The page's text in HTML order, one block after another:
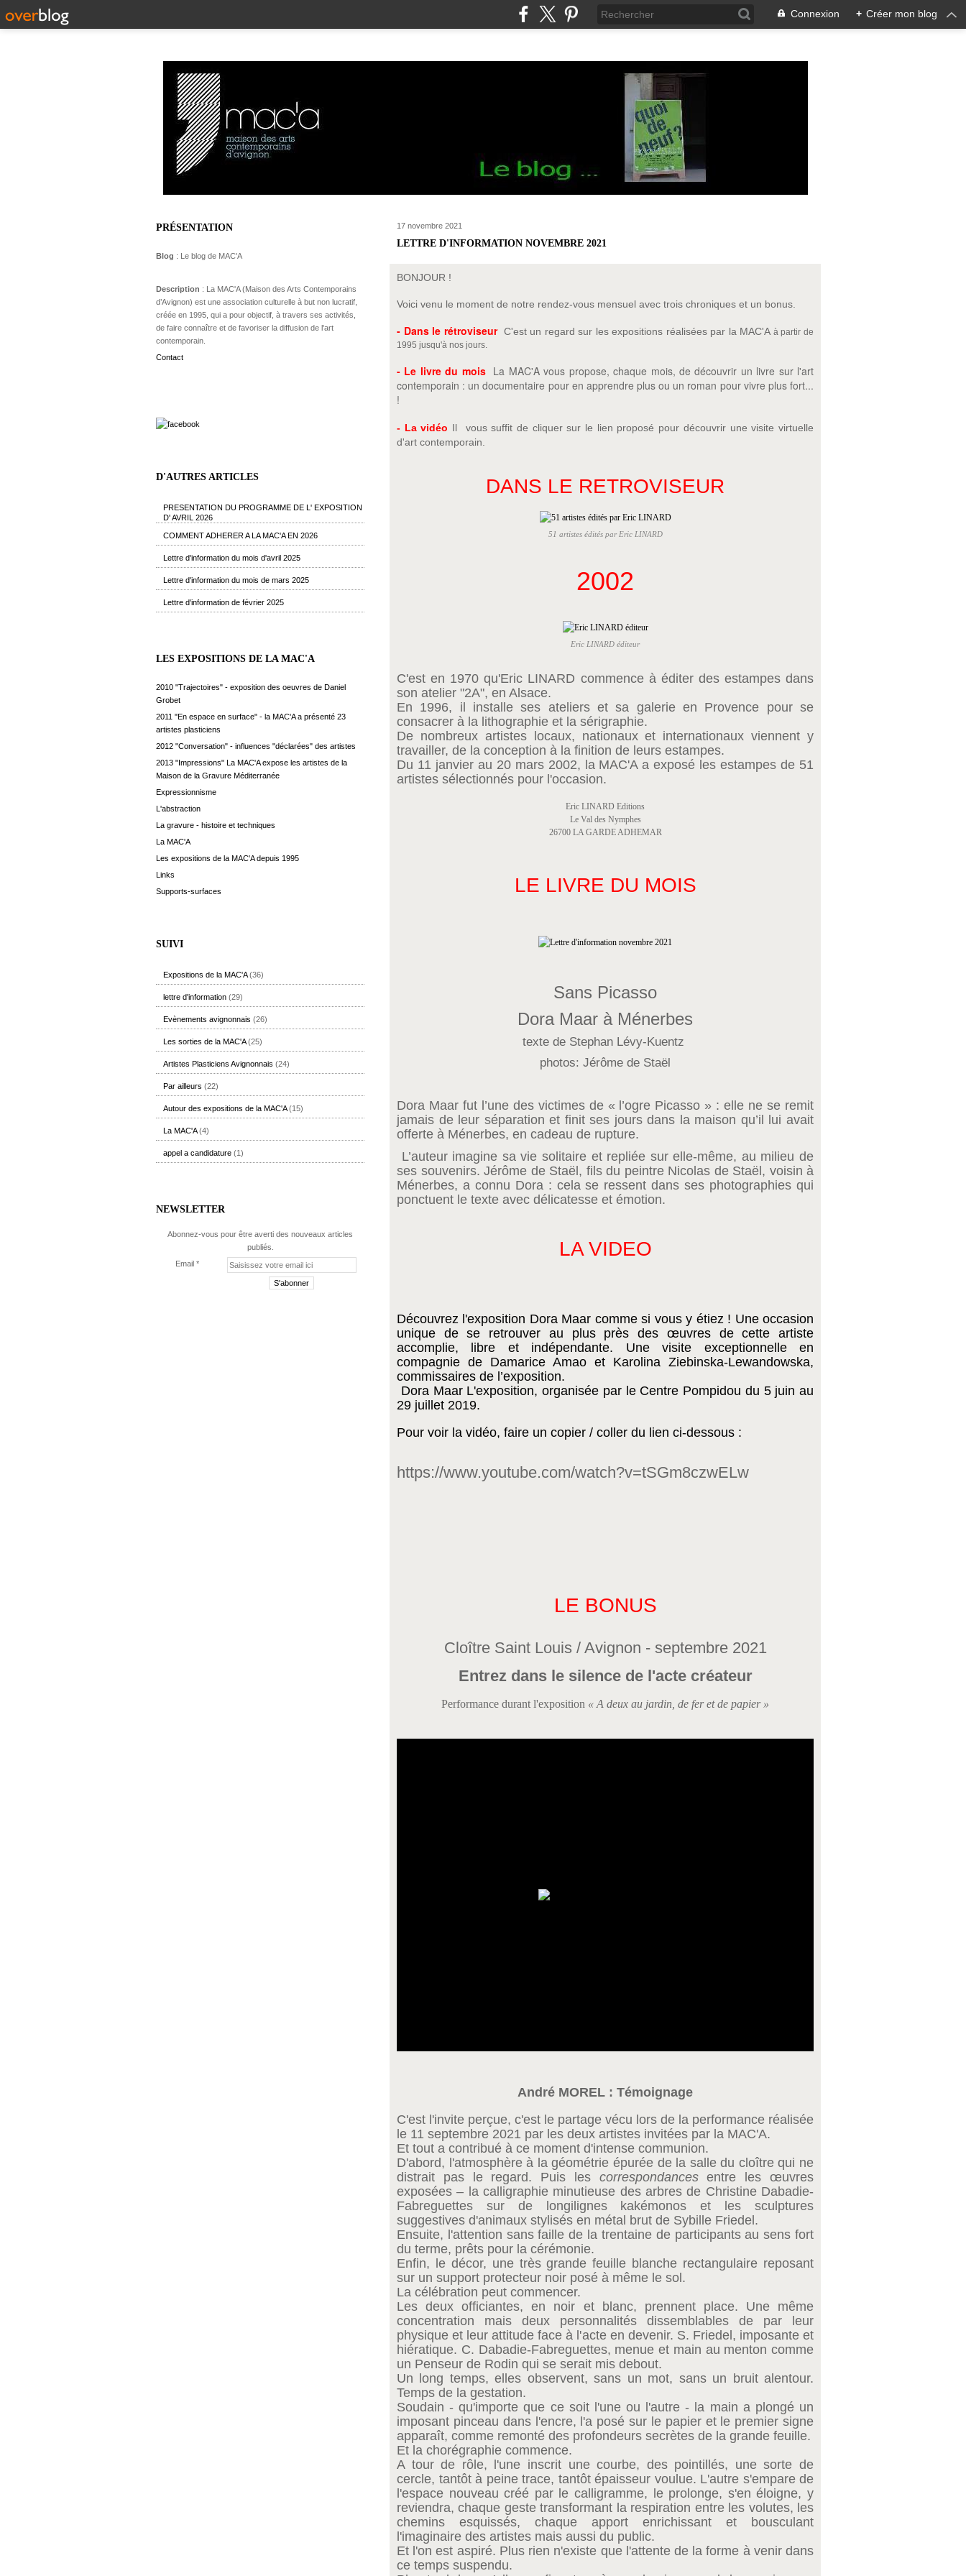
Connexion + Créer mon blog
PRÉSENTATION
Blog : Le blog de MAC'A
Description : La MAC'A (Maison des Arts Contemporains
d’Avignon) est une association culturelle à but non lucratif,
créée en 1995, qui a pour objectif, à travers ses activités,
de faire connaître et de favoriser la diffusion de l'art
contemporain.
Contact
D'AUTRES ARTICLES
PRESENTATION DU PROGRAMME DE L' EXPOSITION
D' AVRIL 2026
COMMENT ADHERER A LA MAC'A EN 2026
Lettre d'information du mois d'avril 2025
Lettre d'information du mois de mars 2025
Lettre d'information de février 2025
LES EXPOSITIONS DE LA MAC'A
2010 "Trajectoires" - exposition des oeuvres de Daniel
Grobet
2011 "En espace en surface" - la MAC'A a présenté 23
artistes plasticiens
2012 "Conversation" - influences "déclarées" des artistes
2013 "Impressions" La MAC'A expose les artistes de la
Maison de la Gravure Méditerranée
Expressionnisme
L'abstraction
La gravure - histoire et techniques
La MAC'A
Les expositions de la MAC'A depuis 1995
Links
Supports-surfaces
SUIVI
Expositions de la MAC'A(36)
lettre d'information (29)
Evènements avignonnais (26)
Les sorties de la MAC'A(25)
Artistes Plasticiens Avignonnais (24)
Par ailleurs (22)
Autour des expositions de la MAC'A(15)
La MAC'A(4)
appel a candidature (1)
NEWSLETTER
Abonnez-vous pour être averti des nouveaux articles
publiés.
Email
17 novembre 2021
LETTRE D'INFORMATION NOVEMBRE 2021
BONJOUR !
Voici venu le moment de notre rendez-vous mensuel avec trois chroniques et un bonus.
- Dans le rétroviseur C'est un regard sur les expositions réalisées par la MAC'A à partir de
1995 jusqu'à nos jours.
- Le livre du moisLa MAC'A vous propose, chaque mois, de découvrir un livre sur l'art
contemporain : un documentaire pour en apprendre plus ou un roman pour vivre plus fort...
!
- La vidéo Il vous suffit de cliquer sur le lien proposé pour découvrir une visite virtuelle
d'art contemporain.
DANS LE RETROVISEUR
51 artistes édités par Eric LINARD
2002
Eric LINARD éditeur
C'est en 1970 qu'Eric LINARD commence à éditer des estampes dans
son atelier "2A", en Alsace.
En 1996, il installe ses ateliers et sa galerie en Provence pour se
consacrer à la lithographie et la sérigraphie.
De nombreux artistes locaux, nationaux et internationaux viennent y
travailler, de la conception à la finition de leurs estampes.
Du 11 janvier au 20 mars 2002, la MAC'A a exposé les estampes de 51
artistes sélectionnés pour l'occasion.
Eric LINARD Editions
Le Val des Nymphes
26700 LA GARDE ADHEMAR
LE LIVRE DU MOIS
Sans Picasso
Dora Maar à Ménerbes
texte de Stephan Lévy-Kuentz
photos: Jérôme de Staël
Dora Maar fut l’une des victimes de « l’ogre Picasso » : elle ne se remit
jamais de leur séparation et finit ses jours dans la maison qu’il lui avait
offerte à Ménerbes, en cadeau de rupture.
L’auteur imagine sa vie solitaire et repliée sur elle-même, au milieu de
ses souvenirs. Jérôme de Staël, fils du peintre Nicolas de Staël, voisin à
Ménerbes, a connu Dora : cela se ressent dans ses photographies qui
ponctuent le texte avec délicatesse et émotion.
LA VIDEO
Découvrez l'exposition Dora Maar comme si vous y étiez ! Une occasion
unique de se retrouver au plus près des œuvres de cette artiste
accomplie, libre et indépendante. Une visite exceptionnelle en
compagnie de Damarice Amao et Karolina Ziebinska-Lewandowska,
commissaires de l’exposition.
Dora Maar L'exposition, organisée par le Centre Pompidou du 5 juin au
29 juillet 2019.
Pour voir la vidéo, faire un copier / coller du lien ci-dessous :
https://www.youtube.com/watch?v=tSGm8czwELw
LE BONUS
Cloître Saint Louis / Avignon - septembre 2021
Entrez dans le silence de l'acte créateur
Performance durant l'exposition « A deux au jardin, de fer et de papier »
André MOREL : Témoignage
C'est l'invite perçue, c'est le partage vécu lors de la performance réalisée
le 11 septembre 2021 par les deux artistes invitées par la MAC'A.
Et tout a contribué à ce moment d'intense communion.
D'abord, l'atmosphère à la géométrie épurée de la salle du cloître qui ne
distrait pas le regard. Puis les correspondancesentre les œuvres
exposées – la calligraphie minutieuse des arbres de Christine Dabadie-
Fabreguettes sur de longilignes kakémonos et les sculptures
suggestives d'animaux stylisés en métal brut de Sybille Friedel.
Ensuite, l'attention sans faille de la trentaine de participants au sens fort
du terme, prêts pour la cérémonie.
Enfin, le décor, une très grande feuille blanche rectangulaire reposant
sur un support protecteur noir posé à même le sol.
La célébration peut commencer.
Les deux officiantes, en noir et blanc, prennent place. Une même
concentration mais deux personnalités dissemblables de par leur
physique et leur attitude face à l'acte en devenir. S. Friedel, imposante et
hiératique. C. Dabadie-Fabreguettes, menue et main au menton comme
un Penseur de Rodin qui se serait mis debout.
Un long temps, elles observent, sans un mot, sans un bruit alentour.
Temps de la gestation.
Soudain - qu'importe que ce soit l'une ou l'autre - la main a plongé un
imposant pinceau dans l'encre, l'a posé sur le papier et le premier signe
apparaît, comme remonté des profondeurs secrètes de la grande feuille.
Et la chorégraphie commence.
A tour de rôle, l'une inscrit une courbe, des pointillés, une sorte de
cercle, tantôt à peine trace, tantôt épaisseur voulue. L'autre s'empare de
l'espace nouveau créé par le calligramme, le prolonge, s'en éloigne, y
reviendra, chaque geste transformant la respiration entre les volutes, les
chemins esquissés, chaque apport enrichissant et bousculant
l'imaginaire des artistes mais aussi du public.
Et l'on est aspiré. Plus rien n'existe que l'attente de la forme à venir dans
ce temps suspendu.